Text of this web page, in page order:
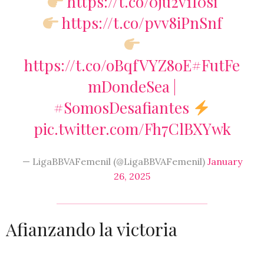
https://t.co/pvv8iPnSnf
https://t.co/oBqfVYZ8oE#FutFe
mDondeSea
#SomosDesafiantes
pic.twitter.com/Fh7ClBXYwk
— LigaBBVAFemenil (@LigaBBVAFemenil) January
26, 2025
Afianzando la victoria